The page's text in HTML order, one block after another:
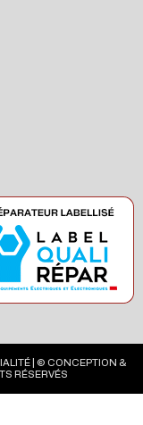
| © CONCEPTION &
RÉSERVÉS